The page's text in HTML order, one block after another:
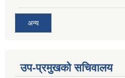
अन्य
उप-प्रमुखको सचिवालय